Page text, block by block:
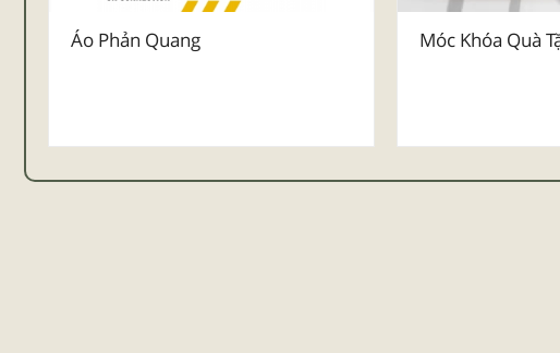
Áo Phản Quang Móc Khóa Quà